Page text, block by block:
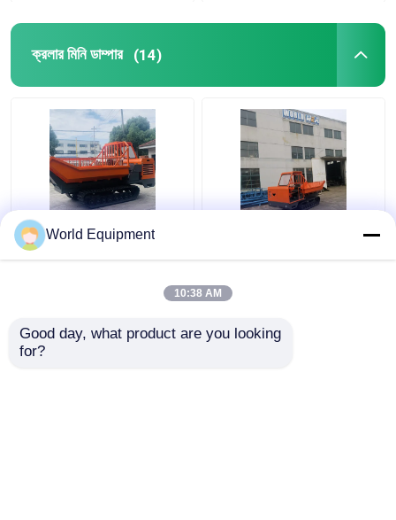
ক্রলার মিনি ডাম্পার (14)
পাম অয়েল বাগানের জন্য
ইলেকট্রিক স্টার্ট ক্রলার মিনি
World Equipment
10:38 AM
Good day, what product are you looking
for?